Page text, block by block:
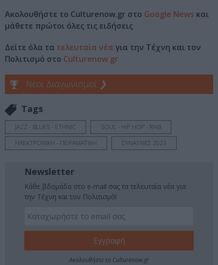
Ακολουθήστε το Culturenow.gr στο Google News και
μάθετε πρώτοι όλες τις ειδήσεις
Δείτε όλα τα τελευταία νέα για την Τέχνη και τον
Πολιτισμό στο Culturenow.gr
Νέοι Διαγωνισμοί ❯
Tags
JAZZ - BLUES - ETHNIC
SOUL - HIP HOP - RNB
ΗΛΕΚΤΡΟΝΙΚΗ - ΠΕΙΡΑΜΑΤΙΚΗ
ΣΥΝΑΥΛΙΕΣ 2023
Newsletter
Κάθε βδομάδα στο e-mail σας τα τελευταία νέα για
την Τέχνη και τον Πολιτισμό!
Ακολουθήστε το Culturenow.gr